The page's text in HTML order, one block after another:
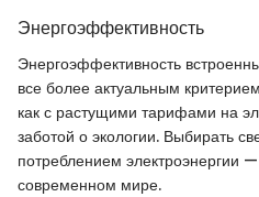
Энергоэффективность
Энергоэффективность
все более актуальным
как с растущими тарифами на
заботой о экологии. Выбирать
потреблением электроэнергии
современном мире.